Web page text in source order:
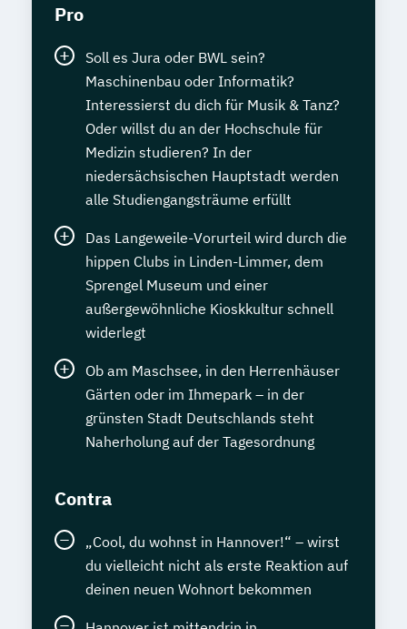
Pro
Soll es Jura oder BWL sein?
Maschinenbau oder Informatik?
Interessierst du dich für Musik & Tanz?
Oder willst du an der Hochschule für
Medizin studieren? In der
niedersächsischen Hauptstadt werden
alle Studiengangsträume erfüllt
Das Langeweile-Vorurteil wird durch die
hippen Clubs in Linden-Limmer, dem
Sprengel Museum und einer
außergewöhnliche Kioskkultur schnell
widerlegt
Ob am Maschsee, in den Herrenhäuser
Gärten oder im Ihmepark – in der
grünsten Stadt Deutschlands steht
Naherholung auf der Tagesordnung
Contra
„Cool, du wohnst in Hannover!“ – wirst
du vielleicht nicht als erste Reaktion auf
deinen neuen Wohnort bekommen